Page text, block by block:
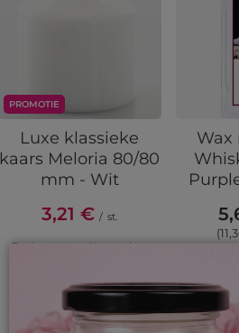
PROMOTIE
Luxe klassieke
kaars Meloria 80/80
mm - Wit
3,21 € / st.
De laagste prijs van het
Normale prijs:10,69 €
Wax